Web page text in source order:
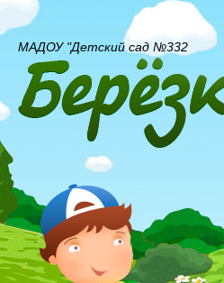
МАДОУ "Детский сад №332